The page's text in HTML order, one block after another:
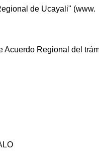
de Ucayali" (www.
Acuerdo Regional del